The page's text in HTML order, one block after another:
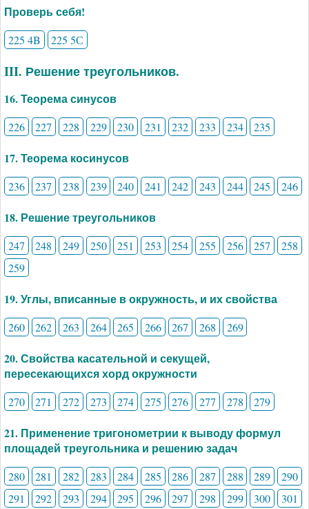
Проверь себя!
225 4B 225 5С
III. Решение треугольников.
16. Теорема синусов
226 227 228 229 230 231 232 233 234 235
17. Теорема косинусов
236 237 238 239 240 241 242 243 244 245 246
18. Решение треугольников
247 248 249 250 251 253 254 255 256 257
258
259
19. Углы, вписанные в окружность, и их свойства
260 262 263 264 265 266 267 268 269
20. Свойства касательной и секущей,
пересекающихся хорд окружности
270 271 272 273 274 275 276 277 278 279
21. Применение тригонометрии к выводу формул
площадей треугольника и решению задач
280 281 282 283 284 285 286 287 288 289
290
291
292 293 294 295 296 297 298 299 300
301